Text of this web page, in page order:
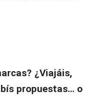
¿Viajáis,
propuestas… o